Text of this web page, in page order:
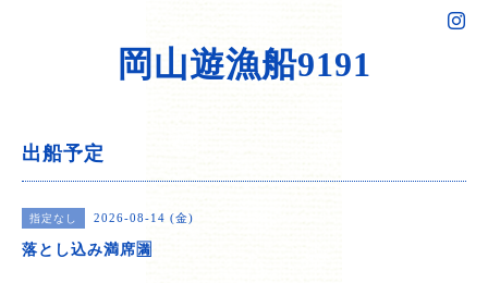
岡山遊漁船9191
出船予定
指定なし 2026-08-14 (金)
落とし込み満席🈵